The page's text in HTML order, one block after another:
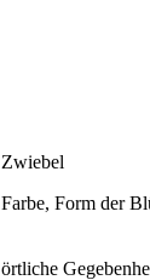
Zwiebel
Farbe, Form der
örtliche